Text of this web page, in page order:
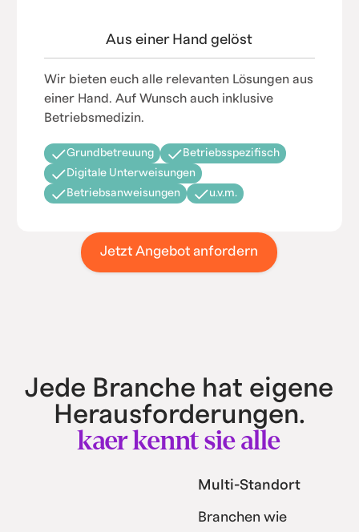
Aus einer Hand gelöst
Wir bieten euch alle relevanten Lösungen aus
einer Hand. Auf Wunsch auch inklusive
Betriebsmedizin.
Grundbetreuung
Betriebsspezifisch
Digitale Unterweisungen
Betriebsanweisungen
u.v.m.
Jetzt Angebot anfordern
Jede Branche hat eigene
Herausforderungen.
kaer kennt sie alle
Multi-Standort
Branchen wie